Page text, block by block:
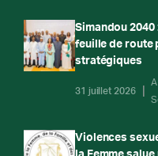
Simandou 2040
feuille de route
stratégiques
31 juillet 2026
Violences